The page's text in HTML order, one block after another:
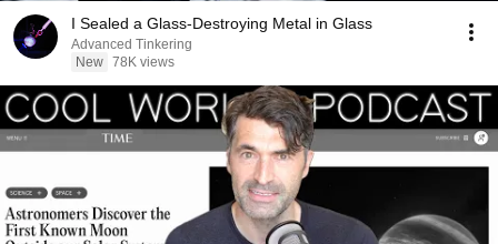
I Sealed a Glass-Destroying Metal in Glass
Advanced Tinkering
New 78K views